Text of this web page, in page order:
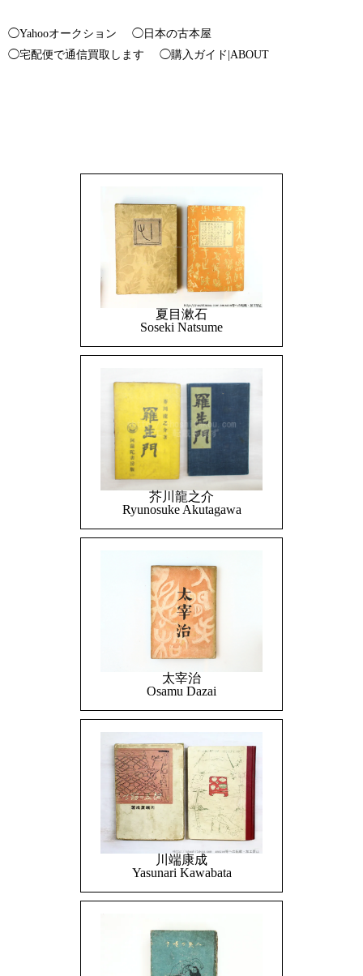
◯Yahooオークション
◯日本の古本屋
◯宅配便で通信買取します
◯購入ガイド|ABOUT
夏目漱石
Soseki Natsume
芥川龍之介
Ryunosuke Akutagawa
太宰治
Osamu Dazai
川端康成
Yasunari Kawabata